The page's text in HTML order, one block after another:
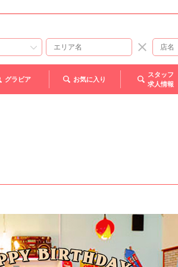
グラビア お気に入り
スタッフ
求人情報